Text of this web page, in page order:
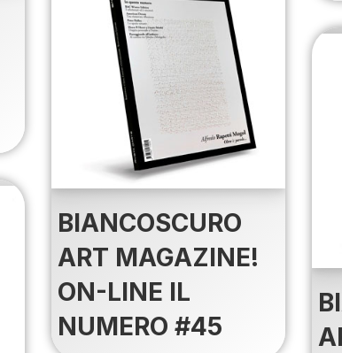
BIANCOSCURO
ART MAGAZINE!
ON-LINE IL
NUMERO #45